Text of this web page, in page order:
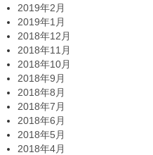
2019年2月
2019年1月
2018年12月
2018年11月
2018年10月
2018年9月
2018年8月
2018年7月
2018年6月
2018年5月
2018年4月